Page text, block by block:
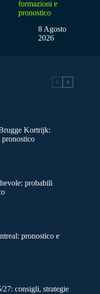
formazioni e
pronostico
8 Agosto
2026
Kortrijk:
probabili
pronostico e
27: consigli, strategie